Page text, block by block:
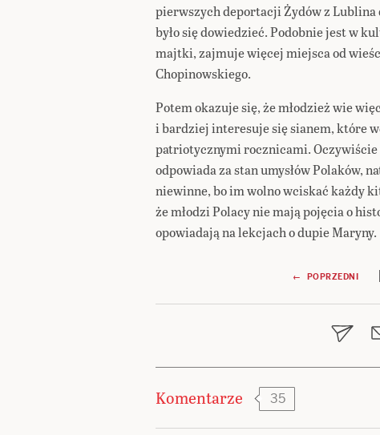
pierwszych deportacji Żydów z Lublina
było się dowiedzieć. Podobnie jest w
majtki, zajmuje więcej miejsca od
Chopinowskiego.
Potem okazuje się, że młodzież wie
i bardziej interesuje się sianem, które
patriotycznymi rocznicami. Oczywiście
odpowiada za stan umysłów Polaków,
niewinne, bo im wolno wciskać każdy
że młodzi Polacy nie mają pojęcia o
opowiadają na lekcjach o dupie Maryny.
wpisu
← POPRZEDNI |
Komentarze 35